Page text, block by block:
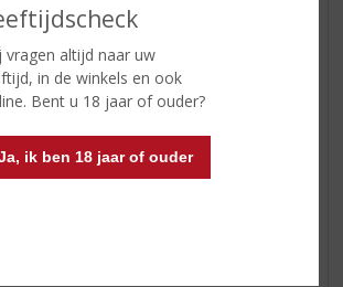
vragen altijd naar uw
in de winkels en ook
Bent u 18 jaar of ouder?
ik ben 18 jaar of ouder
MAAND